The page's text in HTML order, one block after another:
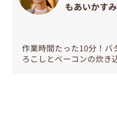
もあいかす
作業時間たった10分！バ
ろこしとベーコンの炊き